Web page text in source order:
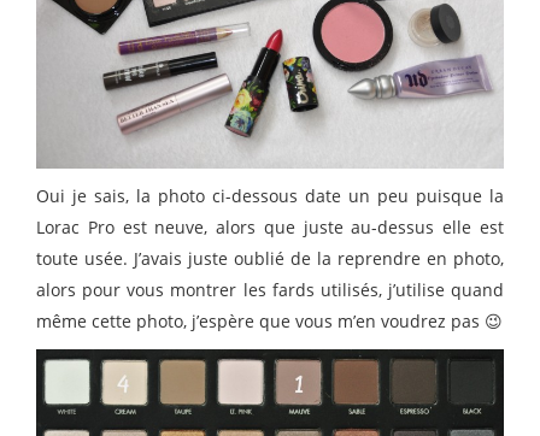
Oui je sais, la photo ci-dessous date un peu puisque la
Lorac Pro est neuve, alors que juste au-dessus elle est
toute usée. J’avais juste oublié de la reprendre en photo,
alors pour vous montrer les fards utilisés, j’utilise quand
même cette photo, j’espère que vous m’en voudrez pas 😉